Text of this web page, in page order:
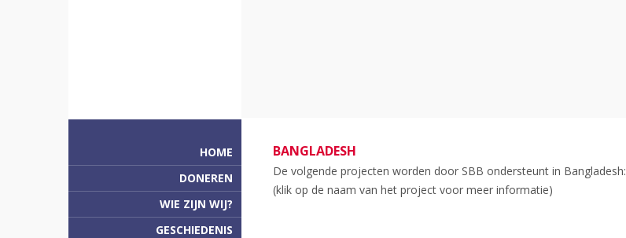
HOME
DONEREN
WIE ZIJN WIJ?
GESCHIEDENIS
BANGLADESH
De volgende projecten worden door SBB ondersteunt in Bangladesh:
(klik op de naam van het project voor meer informatie)